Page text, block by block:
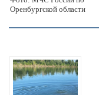
Оренбургской области